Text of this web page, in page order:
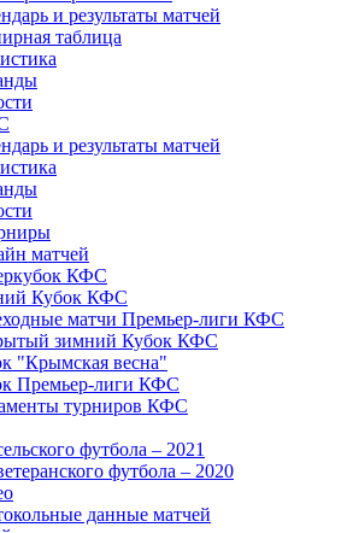
и результаты матчей
таблица
и результаты матчей
матчей
КФС
Кубок КФС
матчи Премьер-лиги КФС
зимний Кубок КФС
"Крымская весна"
Премьер-лиги КФС
турниров КФС
футбола – 2021
футбола – 2020
данные матчей